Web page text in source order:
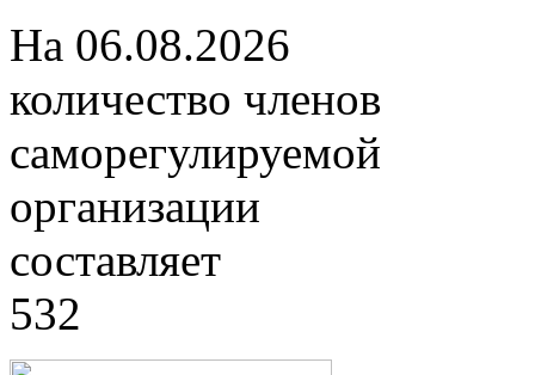
На 06.08.2026
количество членов
саморегулируемой
организации
составляет
532